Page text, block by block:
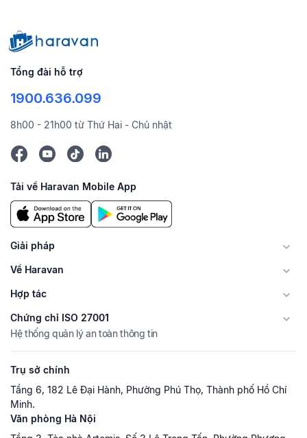
Tổng đài hỗ trợ
1900.636.099
8h00 - 21h00 từ Thứ Hai - Chủ nhật
Tải về Haravan Mobile App
Giải pháp
Về Haravan
Hợp tác
Chứng chỉ ISO 27001
Hệ thống quản lý an toàn thông tin
Trụ sở chính
Tầng 6, 182 Lê Đại Hành, Phường Phú Thọ, Thành phố Hồ Chí
Minh.
Văn phòng Hà Nội